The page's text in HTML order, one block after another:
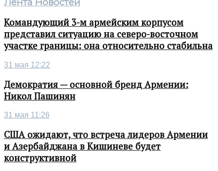
Командующий 3-м армейским корпусом
представил ситуацию на северо-восточном
участке границы: она относительно стабильна
31 мая 12:22
Демократия — основной бренд Армении:
Никол Пашинян
31 мая 11:26
США ожидают, что встреча лидеров Армении
и Азербайджана в Кишиневе будет
конструктивной